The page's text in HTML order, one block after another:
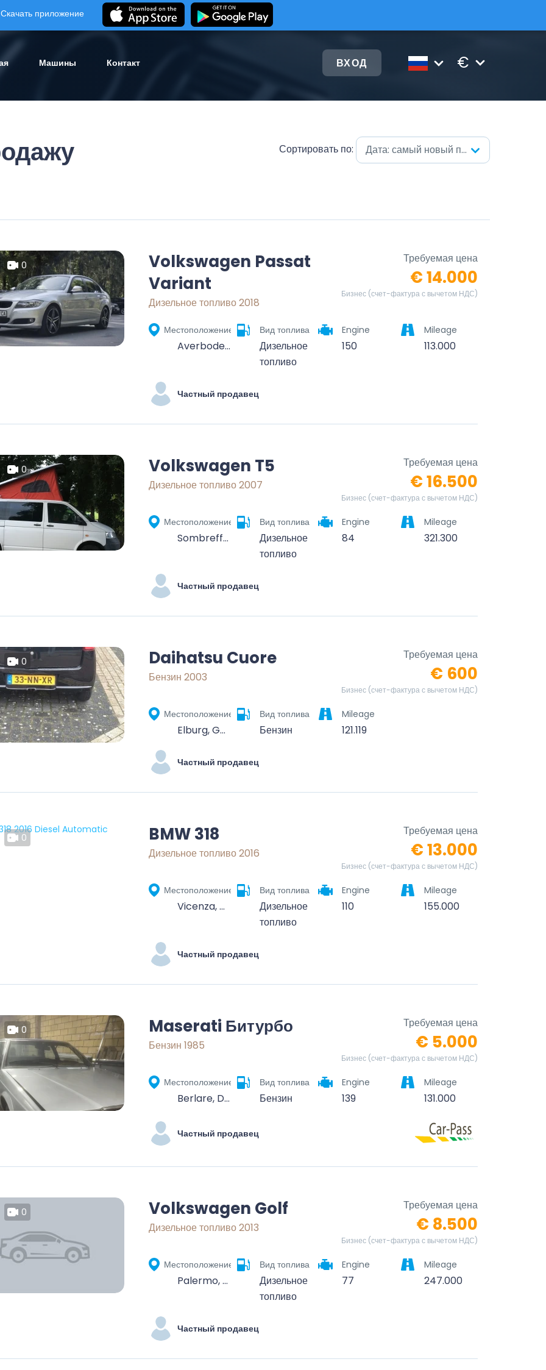
Скачать приложение
Машины Контакт ВХОД €
Сортировать по: Дата: самый новый первый
0
Volkswagen Passat
Variant
Дизельное топливо 2018
Требуемая цена
€ 14.000
Бизнес (счет-фактура с вычетом НДС)
Местоположение
Averbode, Scherpenheuvel-Zichem, Leuven, Vlaams-Brabant, Vlaanderen, 3271, België
Вид топлива
Дизельное
топливо
Engine
150
Mileage
113.000
Частный продавец
0 Volkswagen T5
Дизельное топливо 2007
Требуемая цена
€ 16.500
Бизнес (счет-фактура с вычетом НДС)
Местоположение
Sombreffe, Namur, Wallonie, 5140, Belgique
Вид топлива
Дизельное
топливо
Engine
84
Mileage
321.300
Частный продавец
0 Daihatsu Cuore
Бензин 2003
Требуемая цена
€ 600
Бизнес (счет-фактура с вычетом НДС)
Местоположение
Elburg, Gelderland, Netherlands
Вид топлива
Бензин
Mileage
121.119
Частный продавец
0 BMW 318
Дизельное топливо 2016
Требуемая цена
€ 13.000
Бизнес (счет-фактура с вычетом НДС)
Местоположение
Vicenza, Veneto, 36100, Italia
Вид топлива
Дизельное
топливо
Engine
110
Mileage
155.000
Частный продавец
0 Maserati Битурбо
Бензин 1985
Требуемая цена
€ 5.000
Бизнес (счет-фактура с вычетом НДС)
Местоположение
Berlare, Dendermonde, Oost-Vlaanderen, Vlaanderen, 9290, België
Вид топлива
Бензин
Engine
139
Mileage
131.000
Частный продавец
0 Volkswagen Golf
Дизельное топливо 2013
Требуемая цена
€ 8.500
Бизнес (счет-фактура с вычетом НДС)
Местоположение
Palermo, Sicilia, Italia
Вид топлива
Дизельное
топливо
Engine
77
Mileage
247.000
Частный продавец